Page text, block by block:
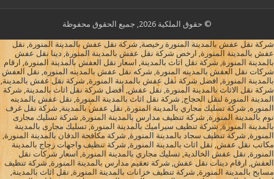
© حقوق الملكية 2026, جميع الحقوق محفوظة
شركة نقل عفش بالمدينة المنورة رخيصة, شركة نقل عفش بالمدينة المنورة, نقل
عفش بالمدينة المنورة, ارخص شركة نقل عفش بالمدينة المنورة, دينا نقل عفش
بالمدينة المنورة, شركة نقل اثاث بالمدينة, اسعار نقل العفش بالمدينة المنورة, ارقام
شركات نقل العفش بالمدينه المنورة, شركه نقل عفش بالمدينه المنوره, نقل العفش
بالمدينة المنورة, افضل شركة نقل عفش بالمدينة المنورة, شركة نقل عفش بالمدينة,
شركة نقل الاثاث بالمدينة المنورة, نقل عفش, أفضل شركة نقل اثاث بالمدينة, شركة
المدينة المنورة لنقل الحجاج, شركة نقل اثاث بالمدينة المنورة, نقل عفش بالمدينه
المنوره, شركة تسليك مجاري بالمدينة المنورة, نقل عفش بالمدينة, شركة نقل غرف
نوم بالمدينة المنورة, شركة تنظيف مدارس بالمدينة المنورة, شركة تسليك مجارى
بالمدينة المنورة, شركة تنظيف سيراميك بالمدينة المنورة, تسليك مجارى بالمدينة
المنورة, شركة تنظيف سجاد بالمدينة المنورة, شركة مكافحة الدفان بالمدينة المنورة,
مكاتب نقل عفش, نقل اثاث بالمدينة المنورة, شركة تنظيف واجهات زجاج بالمدينة
المنورة, نقل عفش الخالدية, تسليك مجاري بالمدينة المنورة, اسعار شركات نقل
العفش, ارقام دينات نقل عفش, شركة تعقيم مدارس بالمدينة المنورة, شركة تنظيف
مسابح بالمدينة المنورة, شركة تنظيف خزانات بالمدينة المنورة, نقل اثاث بالمدينة,